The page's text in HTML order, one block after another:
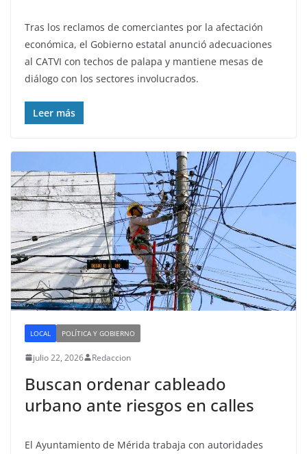
Tras los reclamos de comerciantes por la afectación
económica, el Gobierno estatal anunció adecuaciones
al CATVI con techos de palapa y mantiene mesas de
diálogo con los sectores involucrados.
Leer más
LOCAL POLÍTICA Y GOBIERNO
julio 22, 2026 Redaccion
Buscan ordenar cableado
urbano ante riesgos en calles
El Ayuntamiento de Mérida trabaja con autoridades